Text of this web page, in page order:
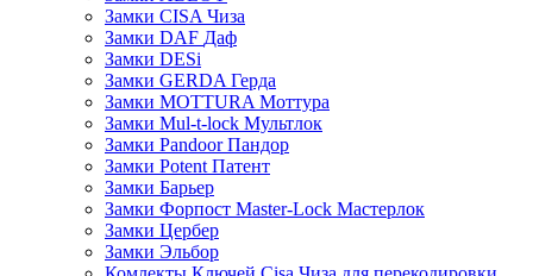
Замки CISA Чиза
Замки DAF Даф
Замки DESi
Замки GERDA Герда
Замки MOTTURA Моттура
Замки Mul-t-lock Мультлок
Замки PandoorПандор
Замки Potent Патент
Замки Барьер
Замки Форпост Master-Lock Мастерлок
Замки Цербер
Замки Эльбор